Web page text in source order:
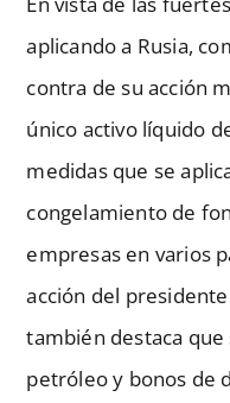
aplicando a Rusia,
contra de su acción
único activo líquido
medidas que se
congelamiento de
empresas en varios
acción del
también destaca
petróleo y bonos de